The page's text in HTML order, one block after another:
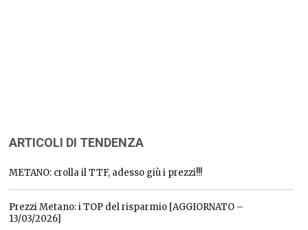
ARTICOLI DI TENDENZA
METANO: crolla il TTF, adesso giù i prezzi!!!
Prezzi Metano: i TOP del risparmio [AGGIORNATO –
13/03/2026]